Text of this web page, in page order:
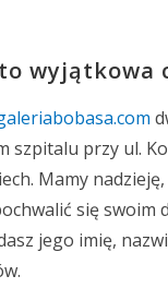
wyjątkowa
szpitalu przy ul.
Mamy
się swoim
jego imię,